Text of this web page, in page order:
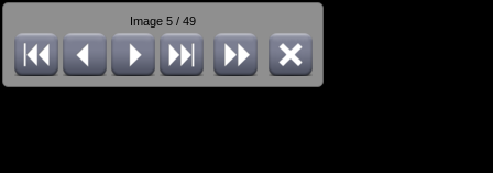
Image 5 / 49